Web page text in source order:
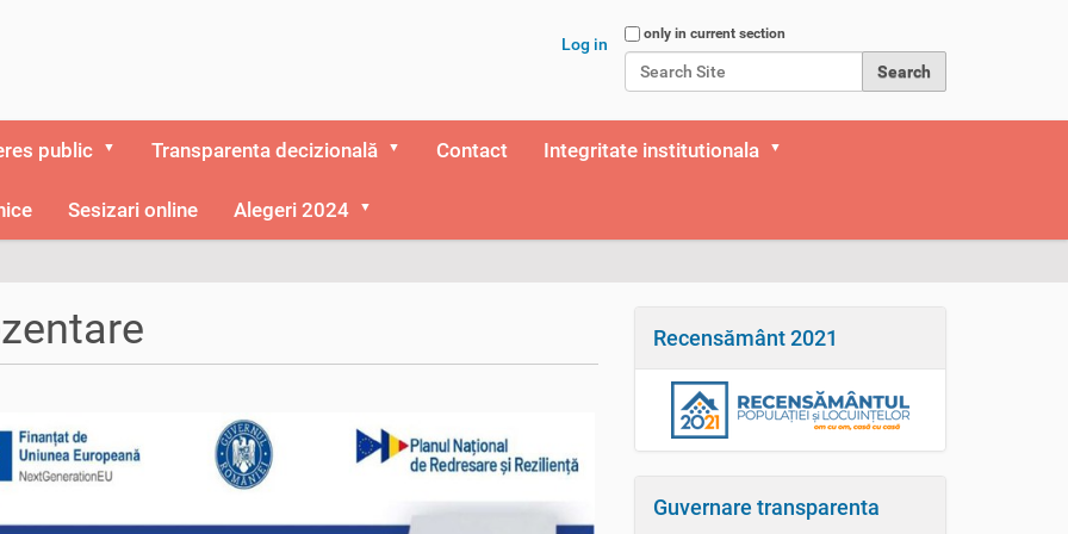
Search Site
only in current section
Log in
public Transparenta decizională Contact Integritate institutionala
Sesizari online Alegeri 2024
Recensământ 2021
Guvernare transparenta